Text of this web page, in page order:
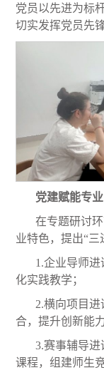
党员以先进为标
切实发挥党员先
党建赋能专
在专题研讨
业特色，提出“三
1.企业导师
化实践教学；
2.横向项目
合，提升创新能力
3.赛事辅导进
课程，组建师生